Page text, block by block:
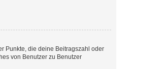
Punkte, die deine Beitragszahl oder
von Benutzer zu Benutzer